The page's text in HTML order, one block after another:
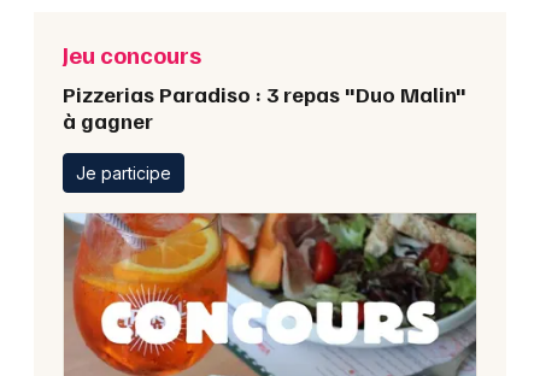
Jeu concours
Pizzerias Paradiso : 3 repas "Duo Malin"
à gagner
Je participe